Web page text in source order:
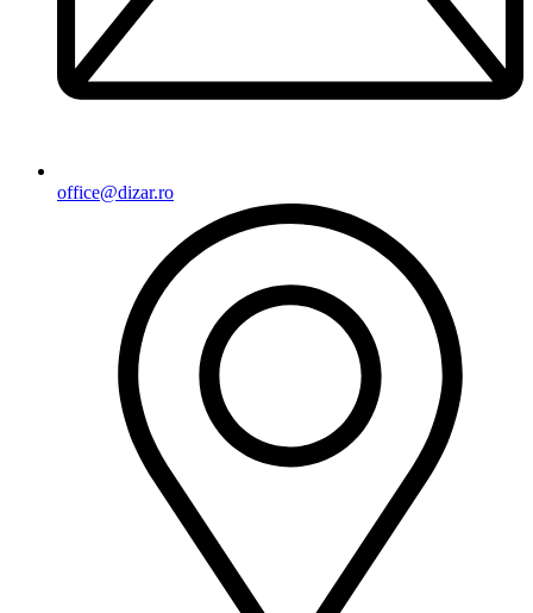
office@dizar.ro